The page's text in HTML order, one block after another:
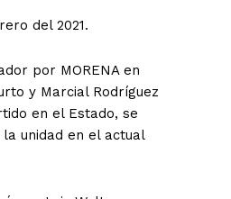
del 2021.
por MORENA en
y Marcial Rodríguez
en el Estado, se
unidad en el actual